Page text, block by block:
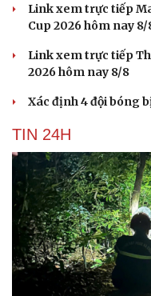
Link xem trực tiếp
Cup 2026 hôm nay 8/
Link xem trực tiếp
2026 hôm nay 8/8
Xác định 4 đội bóng
TIN 24H